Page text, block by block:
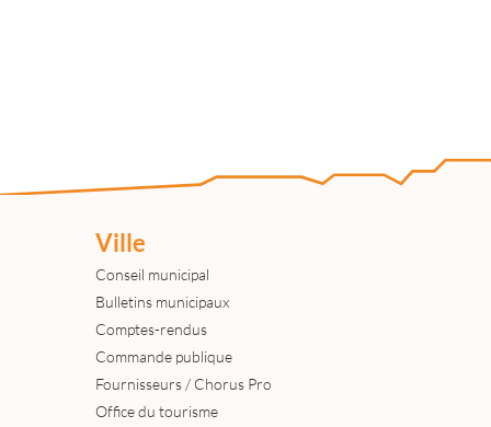
Ville
Conseil municipal
Bulletins municipaux
Comptes-rendus
Commande publique
Fournisseurs / Chorus Pro
Office du tourisme